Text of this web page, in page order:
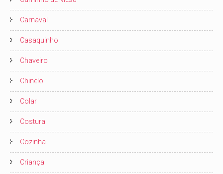
Carnaval
Casaquinho
Chaveiro
Chinelo
Colar
Costura
Cozinha
Criança